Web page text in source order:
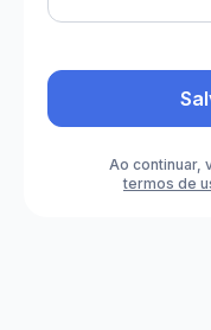
Ao continuar,
termos de